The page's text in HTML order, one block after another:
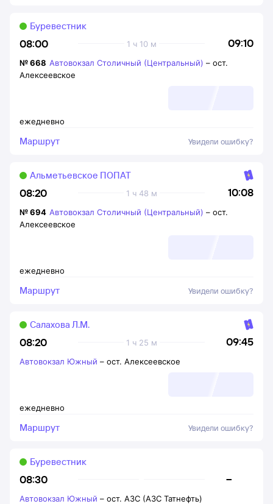
08:00 09:10
1 ч 10 м
Буревестник
ежедневно
№668 Автовокзал Столичный (Центральный) – ост.
Алексеевское
Маршрут Увидели ошибку?
08:20 10:08
1 ч 48 м
Альметьевское ПОПАТ
ежедневно
№694 Автовокзал Столичный (Центральный) – ост.
Алексеевское
Маршрут Увидели ошибку?
08:20 09:45
1 ч 25 м
Салахова Л.М.
ежедневно
Автовокзал Южный – ост. Алексеевское
Маршрут Увидели ошибку?
08:30 –
Буревестник
Автовокзал Южный – ост. АЗС (АЗС Татнефть)